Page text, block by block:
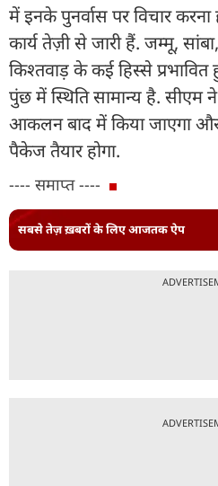
में इनके पुनर्वास पर विचार
कार्य तेज़ी से जारी हैं. जम्मू,
किश्तवाड़ के कई हिस्से
पुंछ में स्थिति सामान्य है. सीएम
आकलन बाद में किया जाएगा
पैकेज तैयार होगा.
---- समाप्त ----
सबसे तेज़ ख़बरों के लिए आजतक ऐप